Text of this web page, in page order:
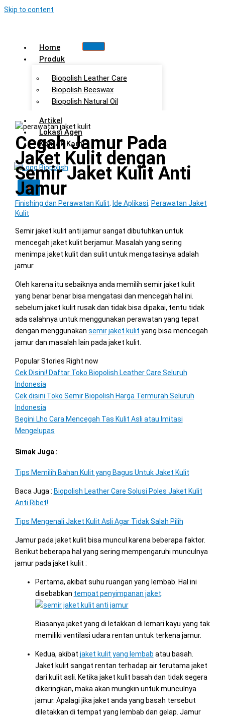
Skip to content
Home
Produk
Biopolish Leather Care
Biopolish Beeswax
Biopolish Natural Oil
Artikel
Lokasi Agen
Kontak Kami
X
Cegah Jamur Pada
Jaket Kulit dengan
Semir Jaket Kulit Anti
Jamur
Finishing dan Perawatan Kulit, Ide Aplikasi, Perawatan Jaket
Kulit
Semir jaket kulit anti jamur sangat dibutuhkan untuk
mencegah jaket kulit berjamur. Masalah yang sering
menimpa jaket kulit dan sulit untuk mengatasinya adalah
jamur.
Oleh karena itu sebaiknya anda memilih semir jaket kulit
yang benar benar bisa mengatasi dan mencegah hal ini.
sebelum jaket kulit rusak dan tidak bisa dipakai, tentu tidak
ada salahnya untuk menggunakan perawatan yang tepat
dengan menggunakan semir jaket kulit yang bisa mencegah
jamur dan masalah lain pada jaket kulit.
Popular Stories Right now
Cek Disini! Daftar Toko Biopolish Leather Care Seluruh
Indonesia
Cek disini Toko Semir Biopolish Harga Termurah Seluruh
Indonesia
Begini Lho Cara Mencegah Tas Kulit Asli atau Imitasi
Mengelupas
Simak Juga :
Tips Memilih Bahan Kulit yang Bagus Untuk Jaket Kulit
Baca Juga : Biopolish Leather Care Solusi Poles Jaket Kulit
Anti Ribet!
Tips Mengenali Jaket Kulit Asli Agar Tidak Salah Pilih
Jamur pada jaket kulit bisa muncul karena beberapa faktor.
Berikut beberapa hal yang sering mempengaruhi munculnya
jamur pada jaket kulit :
Pertama, akibat suhu ruangan yang lembab. Hal ini
disebabkan tempat penyimpanan jaket.
Biasanya jaket yang di letakkan di lemari kayu yang tak
memiliki ventilasi udara rentan untuk terkena jamur.
Kedua, akibat jaket kulit yang lembab atau basah.
Jaket kulit sangat rentan terhadap air terutama jaket
dari kulit asli. Ketika jaket kulit basah dan tidak segera
dikeringkan, maka akan mungkin untuk munculnya
jamur. Apalagi jika jaket anda yang basah tersebut
diletakkan di tempat yang lembab dan gelap. Jamur